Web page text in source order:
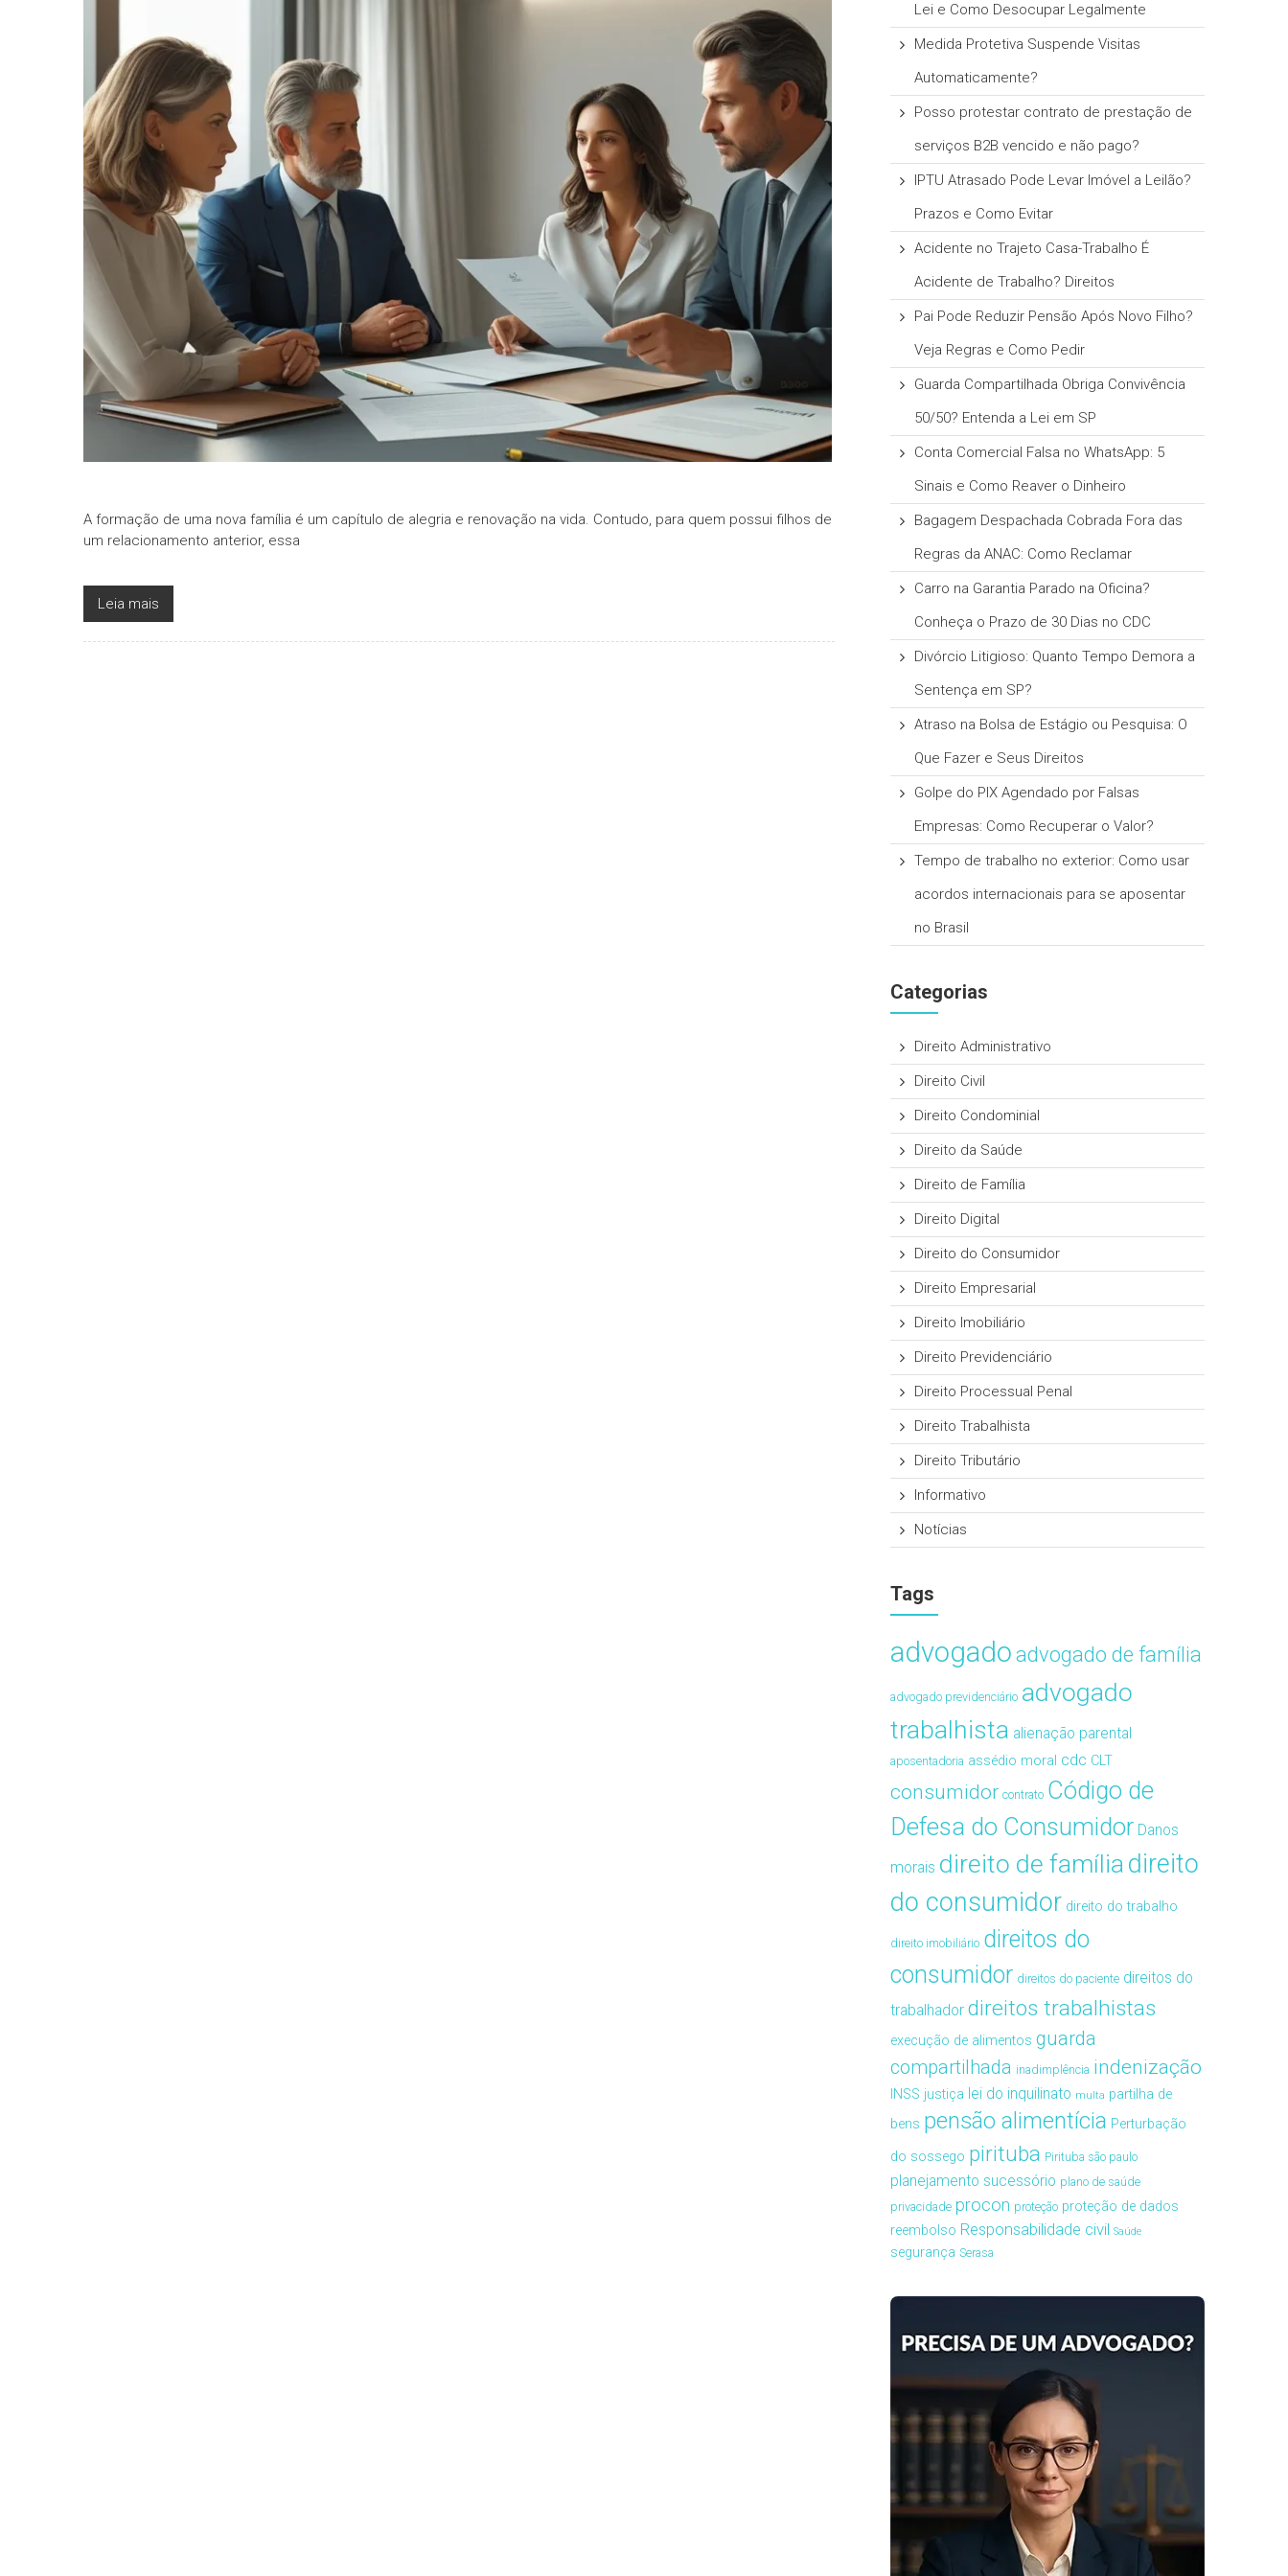
necessidade.
A formação de uma nova família é um capítulo de alegria e renovação na vida. Contudo, para quem possui filhos de
um relacionamento anterior, essa
Leia mais
Lei e Como Desocupar Legalmente
Medida Protetiva Suspende Visitas
Automaticamente?
Posso protestar contrato de prestação de
serviços B2B vencido e não pago?
IPTU Atrasado Pode Levar Imóvel a Leilão?
Prazos e Como Evitar
Acidente no Trajeto Casa-Trabalho É
Acidente de Trabalho? Direitos
Pai Pode Reduzir Pensão Após Novo Filho?
Veja Regras e Como Pedir
Guarda Compartilhada Obriga Convivência
50/50? Entenda a Lei em SP
Conta Comercial Falsa no WhatsApp: 5
Sinais e Como Reaver o Dinheiro
Bagagem Despachada Cobrada Fora das
Regras da ANAC: Como Reclamar
Carro na Garantia Parado na Oficina?
Conheça o Prazo de 30 Dias no CDC
Divórcio Litigioso: Quanto Tempo Demora a
Sentença em SP?
Atraso na Bolsa de Estágio ou Pesquisa: O
Que Fazer e Seus Direitos
Golpe do PIX Agendado por Falsas
Empresas: Como Recuperar o Valor?
Tempo de trabalho no exterior: Como usar
acordos internacionais para se aposentar
no Brasil
Categorias
Direito Administrativo
Direito Civil
Direito Condominial
Direito da Saúde
Direito de Família
Direito Digital
Direito do Consumidor
Direito Empresarial
Direito Imobiliário
Direito Previdenciário
Direito Processual Penal
Direito Trabalhista
Direito Tributário
Informativo
Notícias
Tags
advogado advogado de família
advogado previdenciário advogado
trabalhista alienação parental
aposentadoria assédio moral cdc CLT
consumidor contrato Código de
Defesa do Consumidor Danos
morais direito de famíliadireito
do consumidor direito do trabalho
direito imobiliário direitos do
consumidor direitos do paciente direitos do
trabalhador direitos trabalhistas
execução de alimentos guarda
compartilhada inadimplência indenização
INSS justiça lei do inquilinato multa partilha de
bens pensão alimentícia Perturbação
do sossego pirituba Pirituba são paulo
planejamento sucessório plano de saúde
privacidade procon proteção proteção de dados
reembolso Responsabilidade civil Saúde
segurança Serasa